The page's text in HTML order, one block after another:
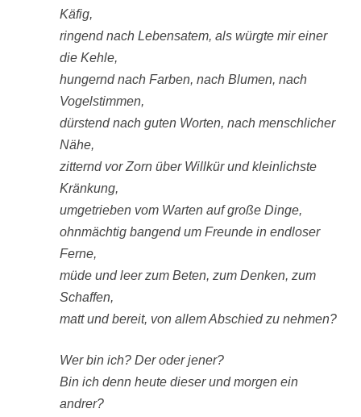
Käfig,
ringend nach Lebensatem, als würgte mir einer
die Kehle,
hungernd nach Farben, nach Blumen, nach
Vogelstimmen,
dürstend nach guten Worten, nach menschlicher
Nähe,
zitternd vor Zorn über Willkür und kleinlichste
Kränkung,
umgetrieben vom Warten auf große Dinge,
ohnmächtig bangend um Freunde in endloser
Ferne,
müde und leer zum Beten, zum Denken, zum
Schaffen,
matt und bereit, von allem Abschied zu nehmen?
Wer bin ich? Der oder jener?
Bin ich denn heute dieser und morgen ein
andrer?